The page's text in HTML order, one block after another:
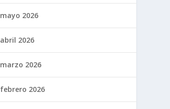
mayo 2026
abril 2026
marzo 2026
febrero 2026